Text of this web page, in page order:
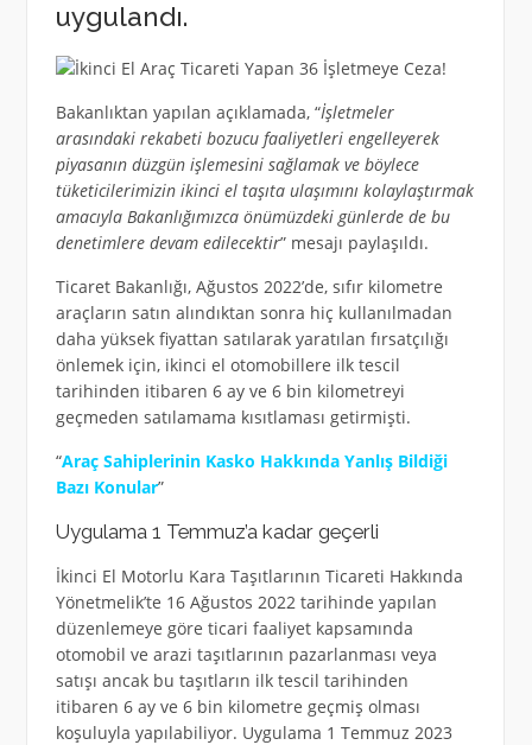
uygulandı.
Bakanlıktan yapılan açıklamada, “İşletmeler
arasındaki rekabeti bozucu faaliyetleri engelleyerek
piyasanın düzgün işlemesini sağlamak ve böylece
tüketicilerimizin ikinci el taşıta ulaşımını kolaylaştırmak
amacıyla Bakanlığımızca önümüzdeki günlerde de bu
denetimlere devam edilecektir” mesajı paylaşıldı.
Ticaret Bakanlığı, Ağustos 2022’de, sıfır kilometre
araçların satın alındıktan sonra hiç kullanılmadan
daha yüksek fiyattan satılarak yaratılan fırsatçılığı
önlemek için, ikinci el otomobillere ilk tescil
tarihinden itibaren 6 ay ve 6 bin kilometreyi
geçmeden satılamama kısıtlaması getirmişti.
“Araç Sahiplerinin Kasko Hakkında Yanlış Bildiği
Bazı Konular”
Uygulama 1 Temmuz’a kadar geçerli
İkinci El Motorlu Kara Taşıtlarının Ticareti Hakkında
Yönetmelik’te 16 Ağustos 2022 tarihinde yapılan
düzenlemeye göre ticari faaliyet kapsamında
otomobil ve arazi taşıtlarının pazarlanması veya
satışı ancak bu taşıtların ilk tescil tarihinden
itibaren 6 ay ve 6 bin kilometre geçmiş olması
koşuluyla yapılabiliyor. Uygulama 1 Temmuz 2023